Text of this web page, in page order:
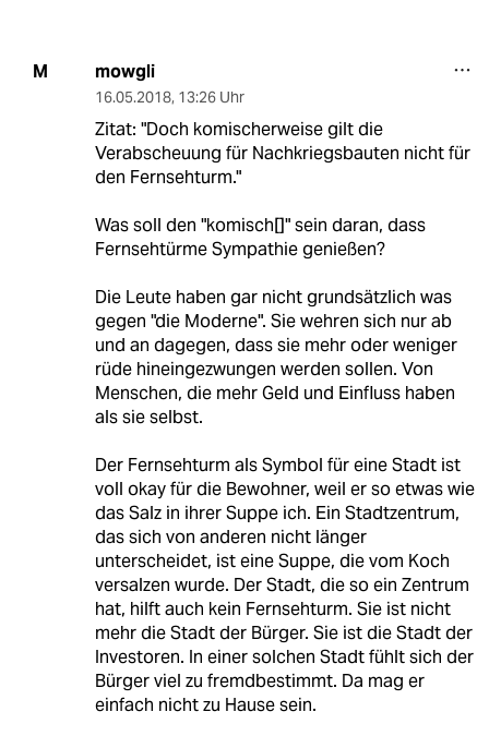
M mowgli
16.05.2018, 13:26 Uhr
Zitat: "Doch komischerweise gilt die
Verabscheuung für Nachkriegsbauten nicht für
den Fernsehturm."
Was soll den "komisch[]" sein daran, dass
Fernsehtürme Sympathie genießen?
Die Leute haben gar nicht grundsätzlich was
gegen "die Moderne". Sie wehren sich nur ab
und an dagegen, dass sie mehr oder weniger
rüde hineingezwungen werden sollen. Von
Menschen, die mehr Geld und Einfluss haben
als sie selbst.
Der Fernsehturm als Symbol für eine Stadt ist
voll okay für die Bewohner, weil er so etwas wie
das Salz in ihrer Suppe ich. Ein Stadtzentrum,
das sich von anderen nicht länger
unterscheidet, ist eine Suppe, die vom Koch
versalzen wurde. Der Stadt, die so ein Zentrum
hat, hilft auch kein Fernsehturm. Sie ist nicht
mehr die Stadt der Bürger. Sie ist die Stadt der
Investoren. In einer solchen Stadt fühlt sich der
Bürger viel zu fremdbestimmt. Da mag er
einfach nicht zu Hause sein.